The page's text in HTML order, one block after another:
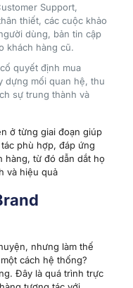
Support,
thiết, các cuộc khảo
dùng, bản tin cập
khách hàng cũ.
quyết định mua
dựng mối quan hệ, thu
sự trung thành và
ở từng giai đoạn giúp
phù hợp, đáp ứng
hàng, từ đó dẫn dắt họ
và hiệu quả
nhưng làm thế
cách hệ thống?
Đây là quá trình trực